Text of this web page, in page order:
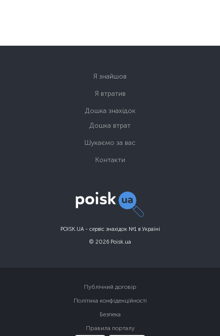
POISK.UA - сервіс знахідок №1 в Україні
© 2026 Poisk.ua
Я знайшов
Я втратив
Дошка знахідок
Дошка втрат
Шукаємо за вас
Контакти
Публічний договір
Політика конфіденційності
Безпека
Правила порталу